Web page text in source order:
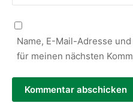
Name, E-Mail-Adresse
für meinen nächsten